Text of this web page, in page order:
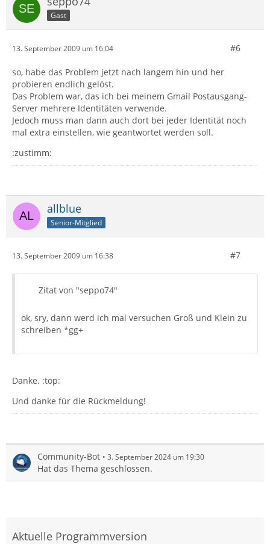
Gast
13. September 2009 um 16:04 #6
so, habe das Problem jetzt nach langem hin und her
probieren endlich gelöst.
Das Problem war, das ich bei meinem Gmail Postausgang-
Server mehrere Identitäten verwende.
Jedoch muss man dann auch dort bei jeder Identität noch
mal extra einstellen, wie geantwortet werden soll.
:zustimm:
allblue
Senior-Mitglied
13. September 2009 um 16:38 #7
Zitat von "seppo74"
ok, sry, dann werd ich mal versuchen Groß und Klein zu
schreiben *gg+
Danke. :top:
Und danke für die Rückmeldung!
Community-Bot 3. September 2024 um 19:30
Hat das Thema geschlossen.
Aktuelle Programmversion